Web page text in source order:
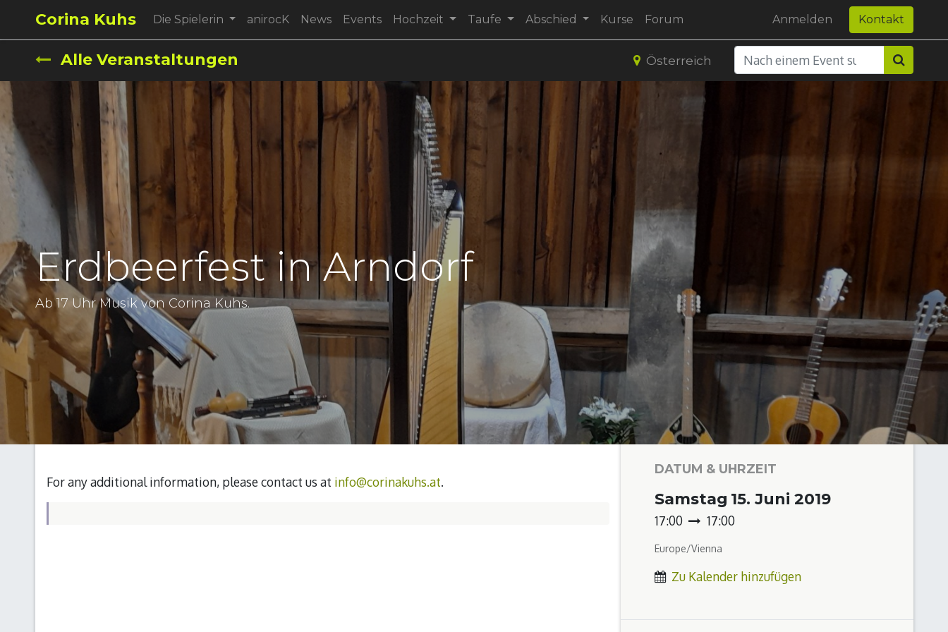
Corina Kuhs Die Spielerin anirocK News Events Hochzeit Taufe Abschied Kurse Forum Anmelden Kontakt
Alle Veranstaltungen Österreich
Erdbeerfest in Arndorf
Ab 17 Uhr Musik von Corina Kuhs.
For any additional information, please contact us at info@corinakuhs.at.
DATUM & UHRZEIT
Samstag 15. Juni 2019
17:00 17:00
Europe/Vienna
Zu Kalender hinzufügen